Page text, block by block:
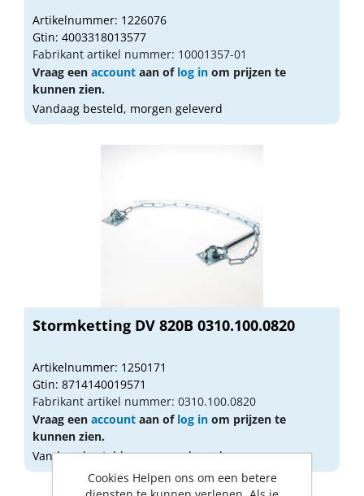
Artikelnummer: 1226076
Gtin: 4003318013577
Fabrikant artikel nummer: 10001357-01
Vraag een account aan of log in om prijzen te
kunnen zien.
Vandaag besteld, morgen geleverd
Stormketting DV 820B 0310.100.0820
Artikelnummer: 1250171
Gtin: 8714140019571
Fabrikant artikel nummer: 0310.100.0820
Vraag een account aan of log in om prijzen te
kunnen zien.
Vandaag besteld, morgen geleverd
Cookies Helpen ons om een betere